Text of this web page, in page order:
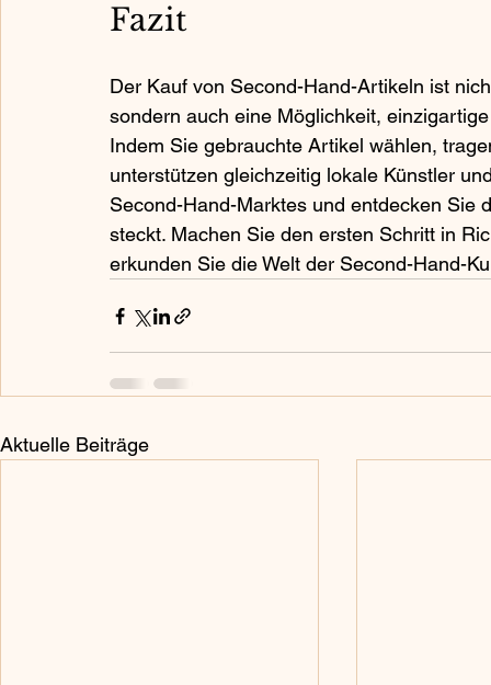
Fazit
Der Kauf von Second-Hand-Artikeln ist
sondern auch eine Möglichkeit,
Indem Sie gebrauchte Artikel wählen,
unterstützen gleichzeitig lokale Künstler
Second-Hand-Marktes und entdecken
steckt. Machen Sie den ersten Schritt in
erkunden Sie die Welt der Second-Hand-
Aktuelle Beiträge